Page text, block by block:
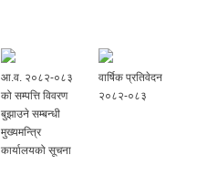
आ.व. २०८२-०८३
को सम्पत्ति विवरण
बुझाउने सम्बन्धी
मुख्यमन्त्रि
कार्यालयको सूचना
वार्षिक प्रतिवेदन
२०८२-०८३